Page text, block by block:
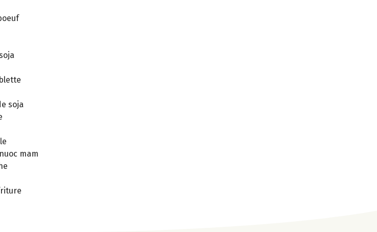
soja
mam